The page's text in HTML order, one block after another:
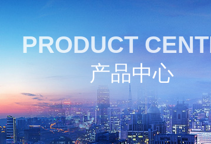
PRODUCT
产品中心